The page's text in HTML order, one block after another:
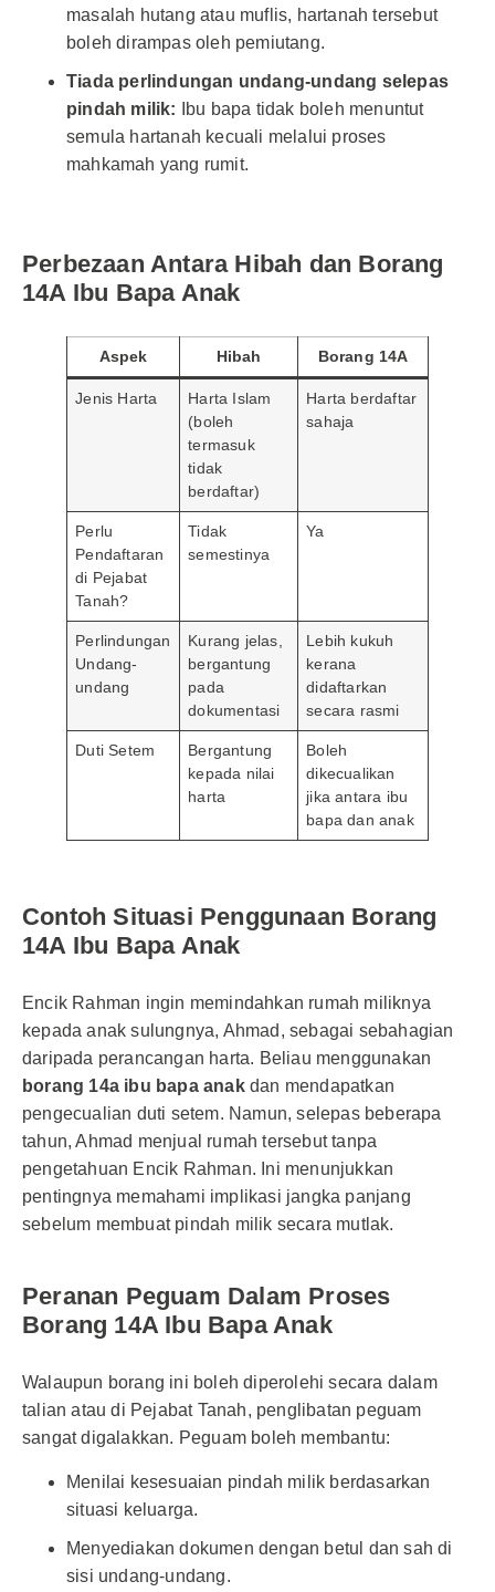
masalah hutang atau muflis, hartanah tersebut
boleh dirampas oleh pemiutang.
Tiada perlindungan undang-undang selepas
pindah milik: Ibu bapa tidak boleh menuntut
semula hartanah kecuali melalui proses
mahkamah yang rumit.
Perbezaan Antara Hibah dan Borang
14A Ibu Bapa Anak
Aspek Hibah Borang 14A
Jenis Harta
Harta Islam
(boleh
termasuk
tidak
berdaftar)
Harta berdaftar
sahaja
Perlu
Pendaftaran
di Pejabat
Tanah?
Tidak
semestinya
Ya
Perlindungan
Undang-
undang
Kurang jelas,
bergantung
pada
dokumentasi
Lebih kukuh
kerana
didaftarkan
secara rasmi
Duti Setem
Bergantung
kepada nilai
harta
Boleh
dikecualikan
jika antara ibu
bapa dan anak
Contoh Situasi Penggunaan Borang
14A Ibu Bapa Anak
Encik Rahman ingin memindahkan rumah miliknya
kepada anak sulungnya, Ahmad, sebagai sebahagian
daripada perancangan harta. Beliau menggunakan
borang 14a ibu bapa anakdan mendapatkan
pengecualian duti setem. Namun, selepas beberapa
tahun, Ahmad menjual rumah tersebut tanpa
pengetahuan Encik Rahman. Ini menunjukkan
pentingnya memahami implikasi jangka panjang
sebelum membuat pindah milik secara mutlak.
Peranan Peguam Dalam Proses
Borang 14A Ibu Bapa Anak
Walaupun borang ini boleh diperolehi secara dalam
talian atau di Pejabat Tanah, penglibatan peguam
sangat digalakkan. Peguam boleh membantu:
Menilai kesesuaian pindah milik berdasarkan
situasi keluarga.
Menyediakan dokumen dengan betul dan sah di
sisi undang-undang.